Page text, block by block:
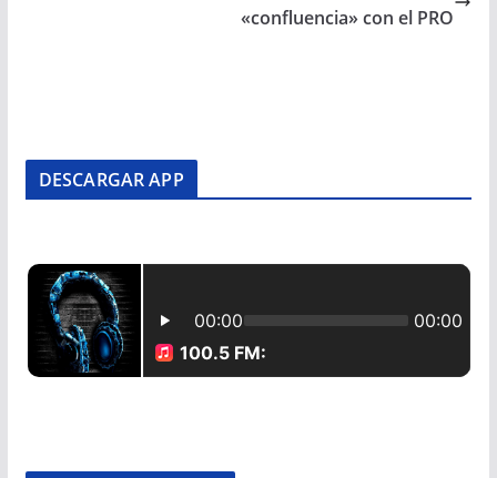
«confluencia» con el PRO
DESCARGAR APP